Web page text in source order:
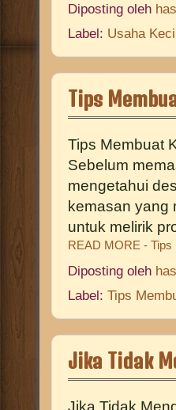
Diposting oleh
Label: Usaha
Tips
Tips Membuat
Sebelum
mengetahui
kemasan yang
untuk melirik
READ MORE -
Diposting oleh
Label: Tips
Jika Tidak
Jika Tidak